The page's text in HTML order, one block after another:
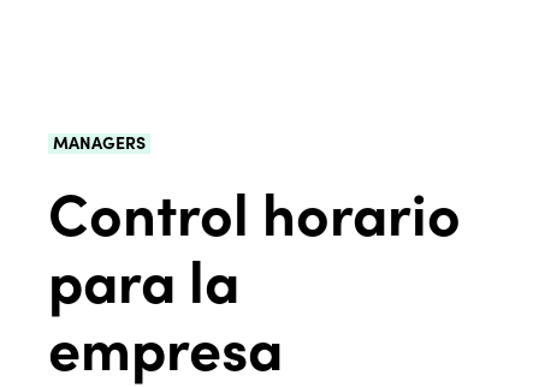
MANAGERS
Control horario
para la
empresa